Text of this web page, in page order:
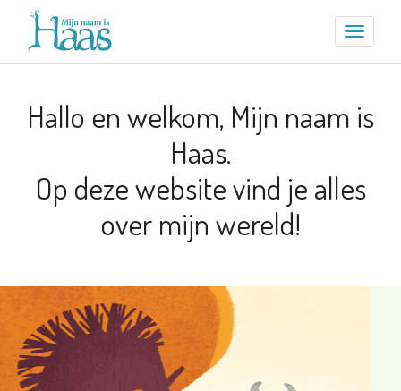
Hallo en welkom, Mijn naam is
Haas.
Op deze website vind je alles
over mijn wereld!